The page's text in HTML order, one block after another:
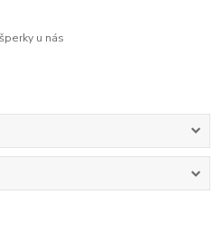
u nás